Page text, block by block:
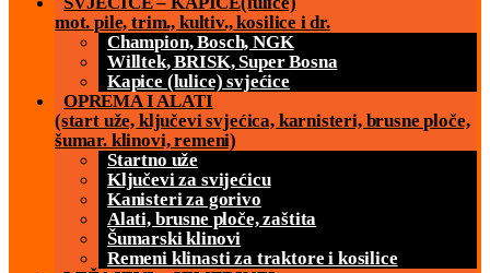
mot. pile, trim., kultiv., kosilice i dr.
Champion, Bosch, NGK
Willtek, BRISK, Super Bosna
Kapice (lulice) svjećice
OPREMA I ALATI
(start uže, ključevi svjećica, karnisteri, brusne ploče,
šumar. klinovi, remeni)
Startno uže
Ključevi za svijećicu
Kanisteri za gorivo
Alati, brusne ploče, zaštita
Šumarski klinovi
Remeni klinasti za traktore i kosilice